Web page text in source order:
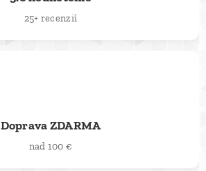
25+ recenzií
Doprava ZDARMA
nad 100 €